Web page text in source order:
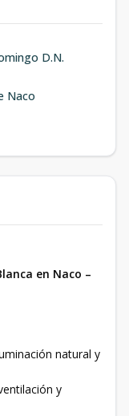
D.N.
Naco
en Naco –
natural y
y